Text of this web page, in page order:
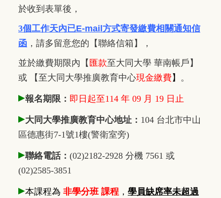
於收到表單後，
3個工作天內已E-mail方式寄發繳費相關通知信
函 ， 請多留意您的【聯絡信箱】，
並於繳費期限內 【 匯款至大同大學 華南帳戶】
或 【至大同大學推廣教育中心現金繳費 】 。
▸報名期限： 即日起至114 年 09 月 19 日止
▸大同大學推廣教育中心地址： 104 台北市中山
區德惠街7-1號1樓(警衛室旁)
▸聯絡電話： (02)2182-2928 分機 7561 或
(02)2585-3851
▸本課程為 非學分班 課程 ， 學員缺席率未超過